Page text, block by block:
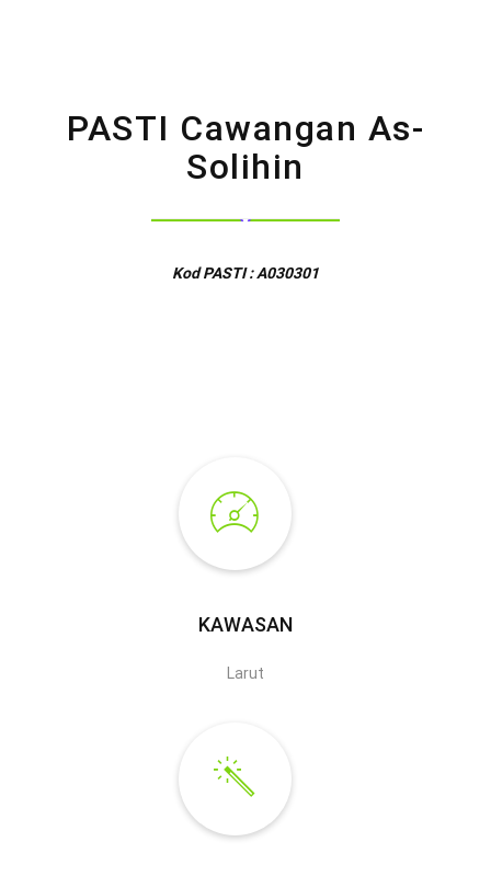
PASTI Cawangan As-
Solihin
Kod PASTI : A030301
KAWASAN
Larut